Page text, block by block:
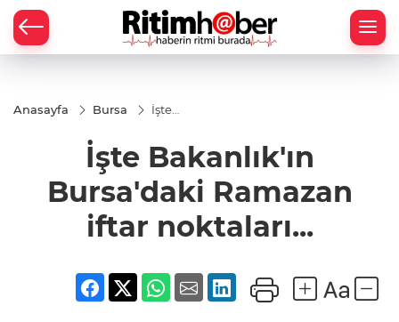
Anasayfa Bursa
İşte
Ramazan
iftar
noktaları...
İşte Bakanlık'ın
Bursa'daki Ramazan
iftar noktaları...